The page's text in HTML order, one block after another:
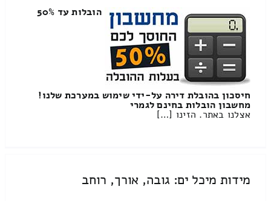
הובלות עד 50%
חיסכון בהובלת דירה על-ידי שימוש במערכת שלנו!
מחשבון הובלות בחינם לגמרי
אצלנו באתר. הזינו […]
מידות מיכל ים: גובה, אורך, רוחב